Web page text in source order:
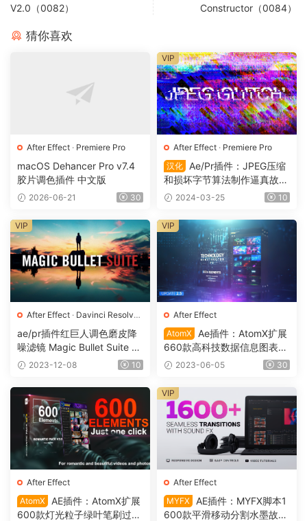
V2.0（0082）
Constructor（0084）
猜你喜欢
After Effect · Premiere Pro
macOS Dehancer Pro v7.4
胶片调色插件 中文版
2026-06-21 30
After Effect · Premiere Pro
汉化
Ae/Pr插件：JPEG压缩
和损坏字节算法制作逼真故障
效果JPEG Glitch Win 中文汉
2024-03-25 10
VIP
After Effect · Davinci Resolve ·
Final Cut Pro
Premiere Pro
插件
ae/pr插件红巨人调色磨皮降
噪滤镜 Magic Bullet Suite 20
24.0.1 简体中文 支持Win/Ma
2023-12-08 10
VIP
After Effect
AtomX
Ae插件：AtomX扩展
660款高科技数据信息图表图
形场景元素工具预设 Technol
2023-06-05 30
VIP
After Effect
AtomX
AE插件：AtomX扩展
600款灯光粒子绿叶笔刷过渡
After Effect
MYFX
AE插件：MYFX脚本1
600款平滑移动分割水墨故障
VIP